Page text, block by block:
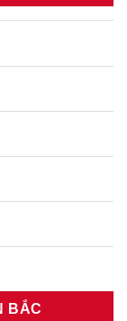
BẮC